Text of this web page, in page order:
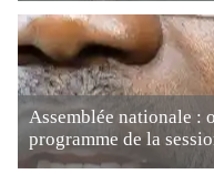
Assemblée nationale :
programme de la